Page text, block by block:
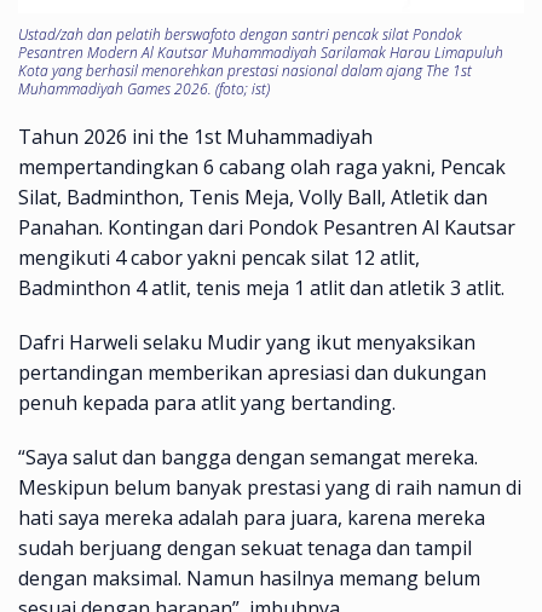
Ustad/zah dan pelatih berswafoto dengan santri pencak silat Pondok
Pesantren Modern Al Kautsar Muhammadiyah Sarilamak Harau Limapuluh
Kota yang berhasil menorehkan prestasi nasional dalam ajang The 1st
Muhammadiyah Games 2026. (foto; ist)
Tahun 2026 ini the 1st Muhammadiyah
mempertandingkan 6 cabang olah raga yakni, Pencak
Silat, Badminthon, Tenis Meja, Volly Ball, Atletik dan
Panahan. Kontingan dari Pondok Pesantren Al Kautsar
mengikuti 4 cabor yakni pencak silat 12 atlit,
Badminthon 4 atlit, tenis meja 1 atlit dan atletik 3 atlit.
Dafri Harweli selaku Mudir yang ikut menyaksikan
pertandingan memberikan apresiasi dan dukungan
penuh kepada para atlit yang bertanding.
“Saya salut dan bangga dengan semangat mereka.
Meskipun belum banyak prestasi yang di raih namun di
hati saya mereka adalah para juara, karena mereka
sudah berjuang dengan sekuat tenaga dan tampil
dengan maksimal. Namun hasilnya memang belum